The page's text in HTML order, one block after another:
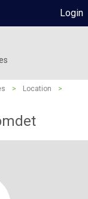
Login
> Location
>